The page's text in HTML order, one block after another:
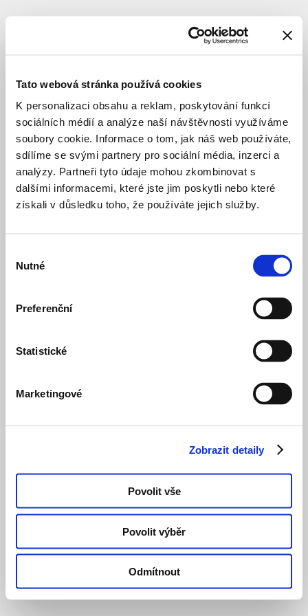
Tato webová stránka používá cookies
K personalizaci obsahu a reklam, poskytování funkcí
sociálních médií a analýze naší návštěvnosti využíváme
soubory cookie. Informace o tom, jak náš web používáte,
sdílíme se svými partnery pro sociální média, inzerci a
analýzy. Partneři tyto údaje mohou zkombinovat s
dalšími informacemi, které jste jim poskytli nebo které
získali v důsledku toho, že používáte jejich služby.
souhlasu
Nutné
Preferenční
Statistické
Marketingové
Zobrazit detaily
Povolit vše
Povolit výběr
Odmítnout
SUBJEKT
s.r.o.